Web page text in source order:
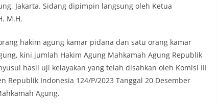
Jakarta. Sidang dipimpin langsung oleh Ketua
M.H.
hakim agung kamar pidana dan satu orang kamar
kini jumlah Hakim Agung Mahkamah Agung Republik
hasil uji kelayakan yang telah disahkan oleh Komisi III
Republik Indonesia 124/P/2023 Tanggal 20 Desember
Agung.